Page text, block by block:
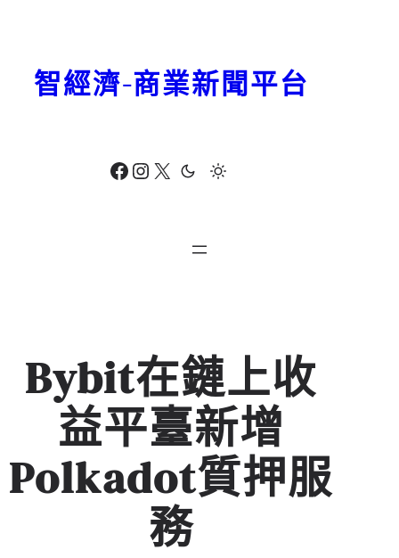
Facebook Instagram X
智經濟-商業新聞平台
Bybit在鏈上收
益平臺新增
Polkadot質押服
務